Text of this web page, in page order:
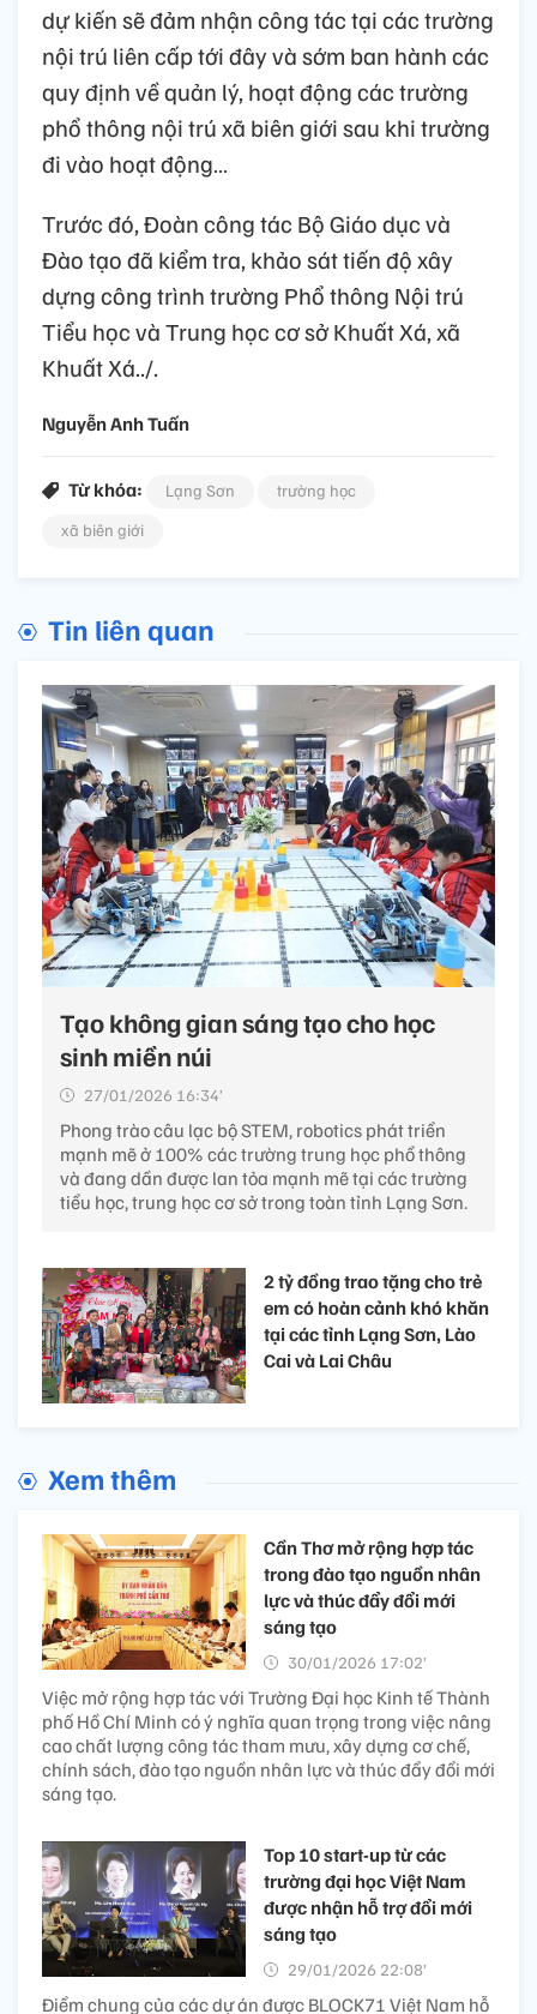
dự kiến sẽ đảm nhận công tác tại các trường
nội trú liên cấp tới đây và sớm ban hành các
quy định về quản lý, hoạt động các trường
phổ thông nội trú xã biên giới sau khi trường
đi vào hoạt động…
Trước đó, Đoàn công tác Bộ Giáo dục và
Đào tạo đã kiểm tra, khảo sát tiến độ xây
dựng công trình trường Phổ thông Nội trú
Tiểu học và Trung học cơ sở Khuất Xá, xã
Khuất Xá../.
Nguyễn Anh Tuấn
Từ khóa: Lạng Sơn
trường học
xã biên giới
Tin liên quan
Tạo không gian sáng tạo cho học
sinh miền núi
27/01/2026 16:34’
Phong trào câu lạc bộ STEM, robotics phát triển
mạnh mẽ ở 100% các trường trung học phổ thông
và đang dần được lan tỏa mạnh mẽ tại các trường
tiểu học, trung học cơ sở trong toàn tỉnh Lạng Sơn.
2 tỷ đồng trao tặng cho trẻ
em có hoàn cảnh khó khăn
tại các tỉnh Lạng Sơn, Lào
Cai và Lai Châu
Xem thêm
Cần Thơ mở rộng hợp tác
trong đào tạo nguồn nhân
lực và thúc đẩy đổi mới
sáng tạo ​
30/01/2026 17:02’
Việc mở rộng hợp tác với Trường Đại học Kinh tế Thành
phố Hồ Chí Minh có ý nghĩa quan trọng trong việc nâng
cao chất lượng công tác tham mưu, xây dựng cơ chế,
chính sách, đào tạo nguồn nhân lực và thúc đẩy đổi mới
sáng tạo.
Top 10 start-up từ các
trường đại học Việt Nam
được nhận hỗ trợ đổi mới
sáng tạo
29/01/2026 22:08’
Điểm chung của các dự án được BLOCK71 Việt Nam hỗ